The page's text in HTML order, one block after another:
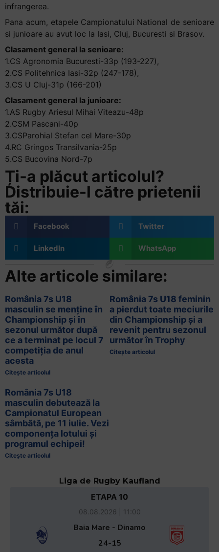
infrangerea.
Pana acum, etapele Campionatului National de senioare
si junioare au avut loc la Iasi, Cluj, Bucuresti si Brasov.
Clasament general la senioare:
1.CS Agronomia Bucuresti-33p (193-227),
2.CS Politehnica Iasi-32p (247-178),
3.CS U Cluj-31p (166-201)
Clasament general la junioare:
1.AS Rugby Ariesul Mihai Viteazu-48p
2.CSM Pascani-40p
3.CSParohial Stefan cel Mare-30p
4.RC Gringos Transilvania-25p
5.CS Bucovina Nord-7p
Ți-a plăcut articolul?
Distribuie-l către prietenii
tăi:
Facebook Twitter
LinkedIn WhatsApp
Alte articole similare:
România 7s U18
masculin se menține în
Championship și în
sezonul următor după
ce a terminat pe locul 7
competiția de anul
acesta
Citește articolul
România 7s U18 feminin
a pierdut toate meciurile
din Championship și a
revenit pentru sezonul
următor în Trophy
Citește articolul
România 7s U18
masculin debutează la
Campionatul European
sâmbătă, pe 11 iulie. Vezi
componența lotului și
programul echipei!
Citește articolul
Liga de Rugby Kaufland
ETAPA 10
08.08.2026 | 11:00
Baia Mare - Dinamo
24-15